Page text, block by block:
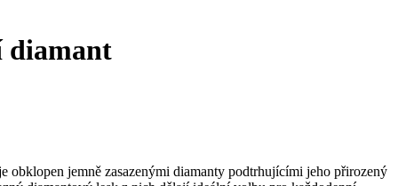
diamant
obklopen jemně zasazenými diamanty podtrhujícími jeho přirozený